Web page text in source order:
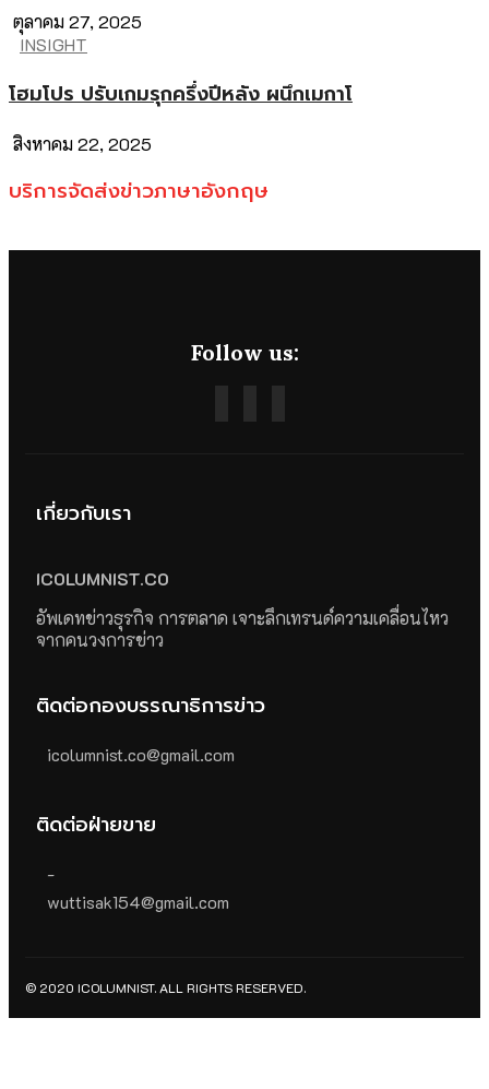
ตุลาคม 27, 2025
INSIGHT
โฮมโปร ปรับเกมรุกครึ่งปีหลัง ผนึกเมกาโ
สิงหาคม 22, 2025
บริการจัดส่งข่าวภาษาอังกฤษ
Follow us:
เกี่ยวกับเรา
ICOLUMNIST.CO
อัพเดทข่าวธุรกิจ การตลาด เจาะลึกเทรนด์ความเคลื่อนไหว
จากคนวงการข่าว
ติดต่อกองบรรณาธิการข่าว
icolumnist.co@gmail.com
ติดต่อฝ่ายขาย
-
wuttisak154@gmail.com
© 2020 ICOLUMNIST. ALL RIGHTS RESERVED.